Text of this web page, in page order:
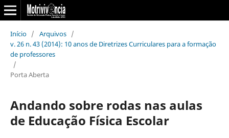
Início / Arquivos /
v. 26 n. 43 (2014): 10 anos de Diretrizes Curriculares para a formação
de professores
/
Porta Aberta
Andando sobre rodas nas aulas
de Educação Física Escolar